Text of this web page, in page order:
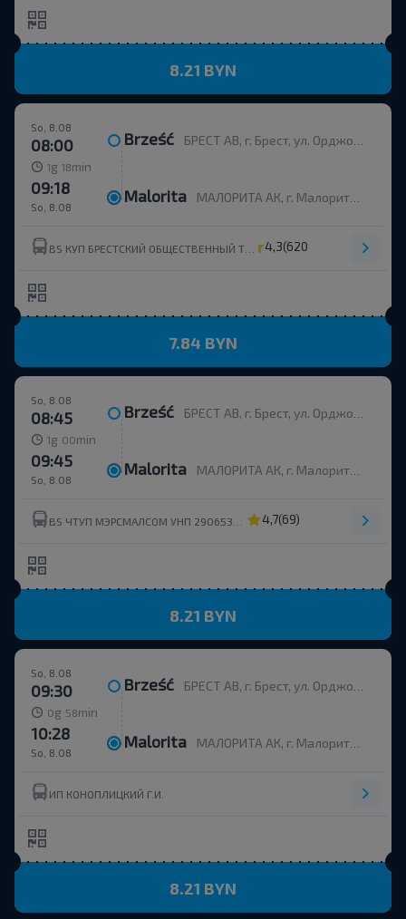
8.21 BYN
So, 8.08
08:00 Brześć БРЕСТ АВ, г. Брест, ул. Орджоникидзе, 12, Беларусь
1g 18 min
So, 8.08
09:18 Malorita МАЛОРИТА АК, г. Малорита, ул. Вокзальная, 19
4,3(620)
7.84 BYN
So, 8.08
08:45 Brześć БРЕСТ АВ, г. Брест, ул. Орджоникидзе, 12, Беларусь
1g 00 min
So, 8.08
09:45 Malorita МАЛОРИТА АК, г. Малорита, ул. Вокзальная, 19
4,7(69)
8.21 BYN
So, 8.08
09:30 Brześć БРЕСТ АВ, г. Брест, ул. Орджоникидзе, 12, Беларусь
0g 58 min
So, 8.08
10:28 Malorita МАЛОРИТА АК, г. Малорита, ул. Вокзальная, 19
ИП КОНОПЛИЦКИЙ Г.И.
8.21 BYN